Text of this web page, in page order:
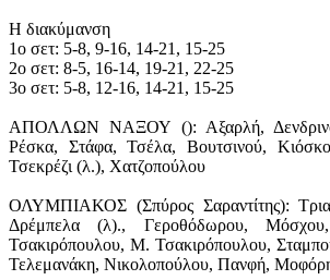
Η διακύμανση
1ο σετ: 5-8, 9-16, 14-21, 15-25
2ο σετ: 8-5, 16-14, 19-21, 22-25
3ο σετ: 5-8, 12-16, 14-21, 15-25
ΑΠΟΛΛΩΝ ΝΑΞΟΥ (): Αξαρλή,
Ρέσκα, Στάφα, Τσέλα, Βουτσινού,
Τσεκρέζι (λ.), Χατζοπούλου
ΟΛΥΜΠΙΑΚΟΣ (Σπύρος Σαραντίτης):
Δρέμπελα (λ)., Γεροθόδωρου,
Τσακιρόπουλου, Μ. Τσακιρόπουλου,
Τελεμανάκη, Νικολοπούλου, Πανφή,